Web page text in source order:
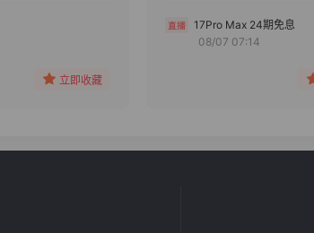
立即收藏
分组
17Pro Max 24期免息
08/07 07:14